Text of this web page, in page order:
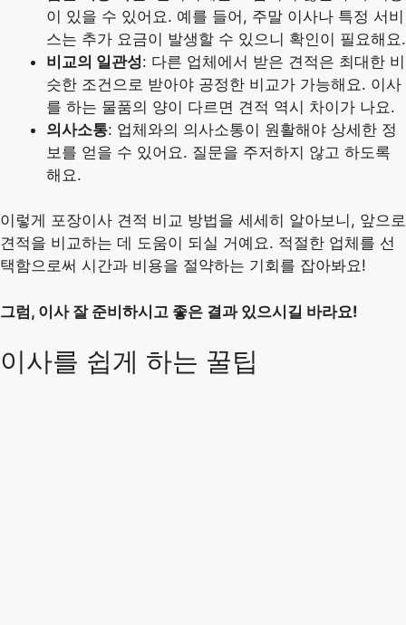
이 있을 수 있어요. 예를 들어, 주말 이사나 특정 서비
스는 추가 요금이 발생할 수 있으니 확인이 필요해요.
비교의 일관성: 다른 업체에서 받은 견적은 최대한 비
슷한 조건으로 받아야 공정한 비교가 가능해요. 이사
를 하는 물품의 양이 다르면 견적 역시 차이가 나요.
의사소통: 업체와의 의사소통이 원활해야 상세한 정
보를 얻을 수 있어요. 질문을 주저하지 않고 하도록
해요.
이렇게 포장이사 견적 비교 방법을 세세히 알아보니, 앞으로
견적을 비교하는 데 도움이 되실 거예요. 적절한 업체를 선
택함으로써 시간과 비용을 절약하는 기회를 잡아봐요!
그럼, 이사 잘 준비하시고 좋은 결과 있으시길 바라요!
이사를 쉽게 하는 꿀팁